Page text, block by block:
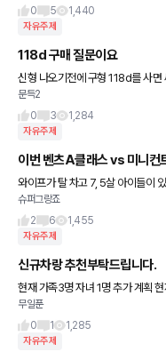
0
5 1,440
자유주제
118d 구매 질문이요
신형 나오기전에 구형 118d를 사면
7월 프로모션처럼 -900 정도 할인
시 아시는분 계신
문득2
0
3 1,284
자유주제
이번 벤츠A클래스 vs 미니컨
슈퍼그랑죠
2
6 1,455
자유주제
신규차랑 추천부탁드립니다.
현재 가족3명 자녀 1명 추가 계획
니다. 고민 1. 와이프 소형SUV 구매 , 본인 출퇴근 500만원 짜리구매 (벤츠 A시리즈 , 추
천부탁
무일푼
0
1 1,285
자유주제